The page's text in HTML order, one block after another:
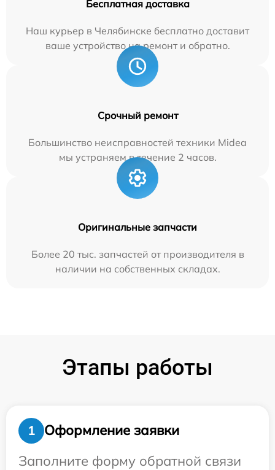
Бесплатная доставка
Наш курьер в Челябинске бесплатно доставит
ваше устройство на ремонт и обратно.
Срочный ремонт
Большинство неисправностей техники Midea
мы устраняем в течение 2 часов.
Оригинальные запчасти
Более 20 тыс. запчастей от производителя в
наличии на собственных складах.
Этапы работы
1
Оформление заявки
Заполните форму обратной связи